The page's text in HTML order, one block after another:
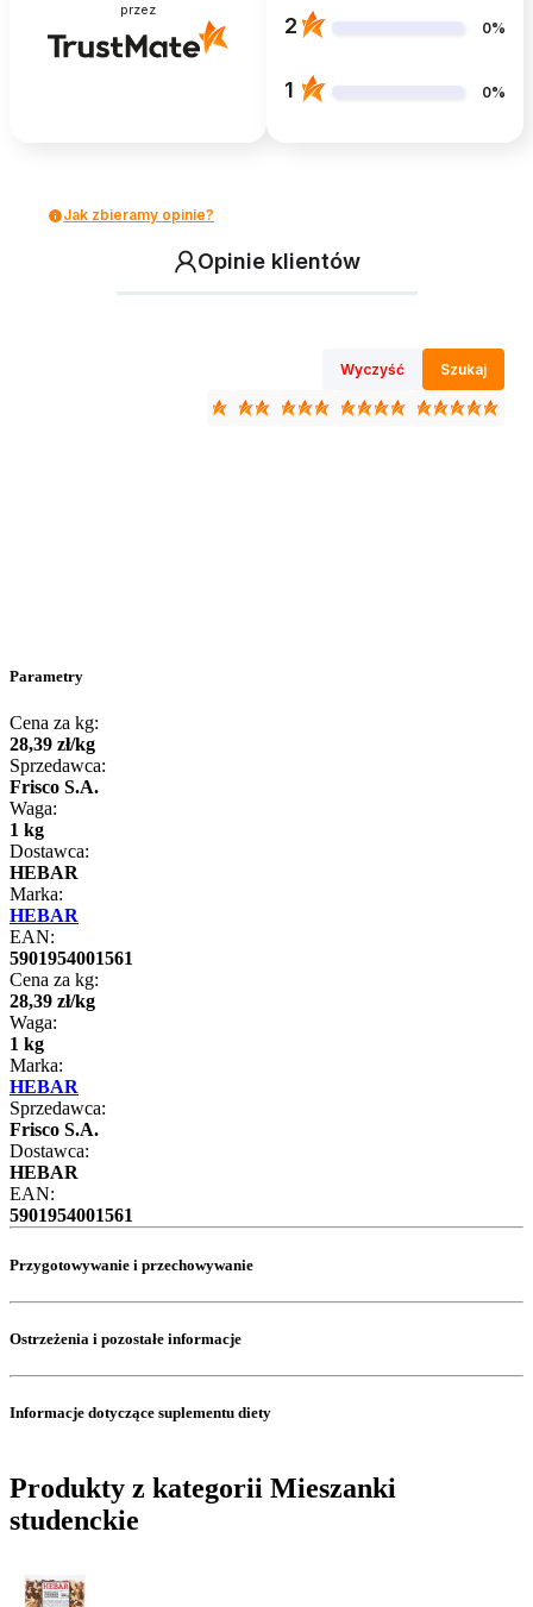
przez
2 0%
1 0%
Jak zbieramy opinie?
Opinie klientów
Wyczyść Szukaj
Parametry
Cena za kg:
28,39 zł/kg
Sprzedawca:
Frisco S.A.
Waga:
1 kg
Dostawca:
HEBAR
Marka:
HEBAR
EAN:
5901954001561
Cena za kg:
28,39 zł/kg
Waga:
1 kg
Marka:
HEBAR
Sprzedawca:
Frisco S.A.
Dostawca:
HEBAR
EAN:
5901954001561
Przygotowywanie i przechowywanie
Ostrzeżenia i pozostałe informacje
Informacje dotyczące suplementu diety
Produkty z kategorii Mieszanki
studenckie